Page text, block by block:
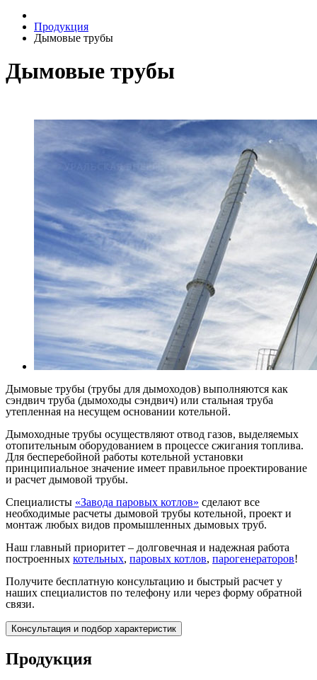
Продукция
Дымовые трубы
Дымовые трубы
Дымовые трубы (трубы для дымоходов) выполняются как
сэндвич труба (дымоходы сэндвич) или стальная труба
утепленная на несущем основании котельной.
Дымоходные трубы осуществляют отвод газов, выделяемых
отопительным оборудованием в процессе сжигания топлива.
Для бесперебойной работы котельной установки
принципиальное значение имеет правильное проектирование
и расчет дымовой трубы.
Специалисты «Завода паровых котлов» сделают все
необходимые расчеты дымовой трубы котельной, проект и
монтаж любых видов промышленных дымовых труб.
Наш главный приоритет – долговечная и надежная работа
построенных котельных, паровых котлов, парогенераторов!
Получите бесплатную консультацию и быстрый расчет у
наших специалистов по телефону или через форму обратной
связи.
Консультация и подбор характеристик
Продукция